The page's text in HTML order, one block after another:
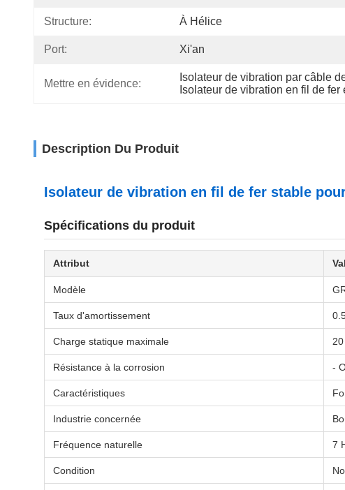
Structure: À Hélice
Port: Xi'an
Mettre en évidence:
Isolateur de vibration par câble
Isolateur de vibration en fil de
Description Du Produit
Isolateur de vibration en fil de fer stable
Spécifications du produit
Attribut
Modèle
Taux d'amortissement
Charge statique maximale
Résistance à la corrosion -
Caractéristiques
Industrie concernée
Fréquence naturelle 7
Condition